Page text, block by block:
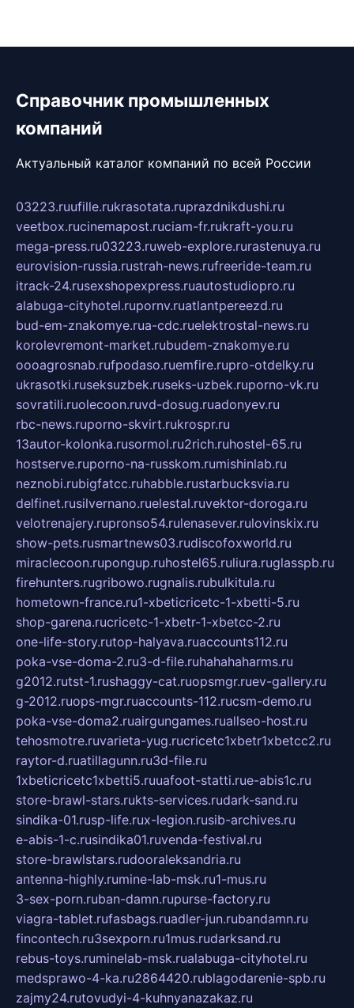
Справочник промышленных
компаний
Актуальный каталог компаний по всей России
03223.ruufille.rukrasotata.ruprazdnikdushi.ru
veetbox.rucinemapost.ruciam-fr.rukraft-you.ru
mega-press.ru03223.ruweb-explore.rurastenuya.ru
eurovision-russia.rustrah-news.rufreeride-team.ru
itrack-24.rusexshopexpress.ruautostudiopro.ru
alabuga-cityhotel.rupornv.ruatlantpereezd.ru
bud-em-znakomye.rua-cdc.ruelektrostal-news.ru
korolevremont-market.rubudem-znakomye.ru
oooagrosnab.rufpodaso.ruemfire.rupro-otdelky.ru
ukrasotki.ruseksuzbek.ruseks-uzbek.ruporno-vk.ru
sovratili.ruolecoon.ruvd-dosug.ruadonyev.ru
rbc-news.ruporno-skvirt.rukrospr.ru
13autor-kolonka.rusormol.ru2rich.ruhostel-65.ru
hostserve.ruporno-na-russkom.rumishinlab.ru
neznobi.rubigfatcc.ruhabble.rustarbucksvia.ru
delfinet.rusilvernano.ruelestal.ruvektor-doroga.ru
velotrenajery.rupronso54.rulenasever.rulovinskix.ru
show-pets.rusmartnews03.rudiscofoxworld.ru
miraclecoon.rupongup.ruhostel65.ruliura.ruglasspb.ru
firehunters.rugribowo.rugnalis.rubulkitula.ru
hometown-france.ru1-xbeticricetc-1-xbetti-5.ru
shop-garena.rucricetc-1-xbetr-1-xbetcc-2.ru
one-life-story.rutop-halyava.ruaccounts112.ru
poka-vse-doma-2.ru3-d-file.ruhahahaharms.ru
g2012.rutst-1.rushaggy-cat.ruopsmgr.ruev-gallery.ru
g-2012.ruops-mgr.ruaccounts-112.rucsm-demo.ru
poka-vse-doma2.ruairgungames.ruallseo-host.ru
tehosmotre.ruvarieta-yug.rucricetc1xbetr1xbetcc2.ru
raytor-d.ruatillagunn.ru3d-file.ru
1xbeticricetc1xbetti5.ruuafoot-statti.rue-abis1c.ru
store-brawl-stars.rukts-services.rudark-sand.ru
sindika-01.rusp-life.rux-legion.rusib-archives.ru
e-abis-1-c.rusindika01.ruvenda-festival.ru
store-brawlstars.rudooraleksandria.ru
antenna-highly.rumine-lab-msk.ru1-mus.ru
3-sex-porn.ruban-damn.rupurse-factory.ru
viagra-tablet.rufasbags.ruadler-jun.rubandamn.ru
fincontech.ru3sexporn.ru1mus.rudarksand.ru
rebus-toys.ruminelab-msk.rualabuga-cityhotel.ru
medsprawo-4-ka.ru2864420.rublagodarenie-spb.ru
zajmy24.rutovudyi-4-kuhnyanazakaz.ru